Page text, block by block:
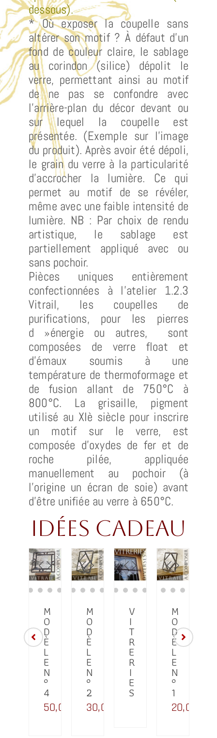
dessous).
* Où exposer la coupelle sans
altérer son motif ? À défaut d’un
fond de couleur claire, le sablage
au corindon (silice) dépolit le
verre, permettant ainsi au motif
de ne pas se confondre avec
l’arrière-plan du décor devant ou
sur lequel la coupelle est
présentée. (Exemple sur l’image
du produit). Après avoir été dépoli,
le grain du verre à la particularité
d’accrocher la lumière. Ce qui
permet au motif de se révéler,
même avec une faible intensité de
lumière. NB : Par choix de rendu
artistique, le sablage est
partiellement appliqué avec ou
sans pochoir.
Pièces uniques entièrement
confectionnées à l’atelier 1.2.3
Vitrail, les coupelles de
purifications, pour les pierres
d »énergie ou autres,
sont
composées de verre float et
d’émaux soumis à une
température de thermoformage et
de fusion allant de 750°C à
800°C. La grisaille, pigment
utilisé au XIè siècle pour inscrire
un motif sur le verre, est
composée d’oxydes de fer et de
roche pilée, appliquée
manuellement au pochoir (à
l’origine un écran de soie) avant
d’être unifiée au verre à 650°C.
idées cadeau
M
O
D
È
L
E
N
°
4
50,00
M
O
D
È
L
E
N
°
2
30,00
V
I
T
R
E
R
I
E
S
M
O
D
È
L
E
N
°
1
20,00